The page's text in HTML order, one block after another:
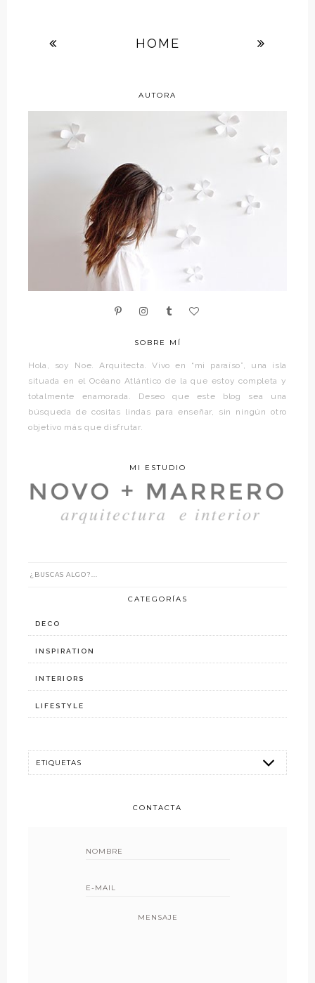
HOME
AUTORA
SOBRE MÍ
Hola, soy Noe. Arquitecta. Vivo en “mi paraíso”, una isla
situada en el Océano Atlántico de la que estoy completa y
totalmente enamorada. Deseo que este blog sea una
búsqueda de cositas lindas para enseñar, sin ningún otro
objetivo más que disfrutar.
MI ESTUDIO
CATEGORÍAS
DECO
INSPIRATION
INTERIORS
LIFESTYLE
CONTACTA
MENSAJE